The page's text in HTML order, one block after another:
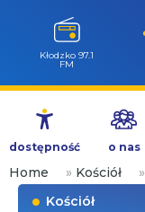
Przejdź
treści
Wołów 99.6
FM
dostępność o nas
Home » Kościół
»
Kościół